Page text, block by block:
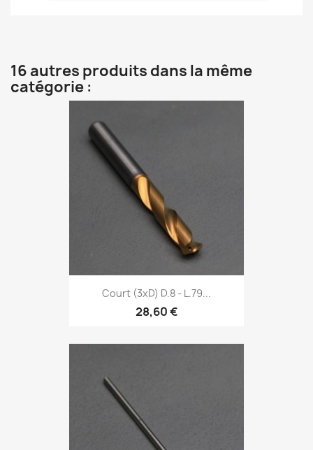
16 autres produits dans la même
catégorie :
Court (3xD) D.8 - L.79...
28,60 €